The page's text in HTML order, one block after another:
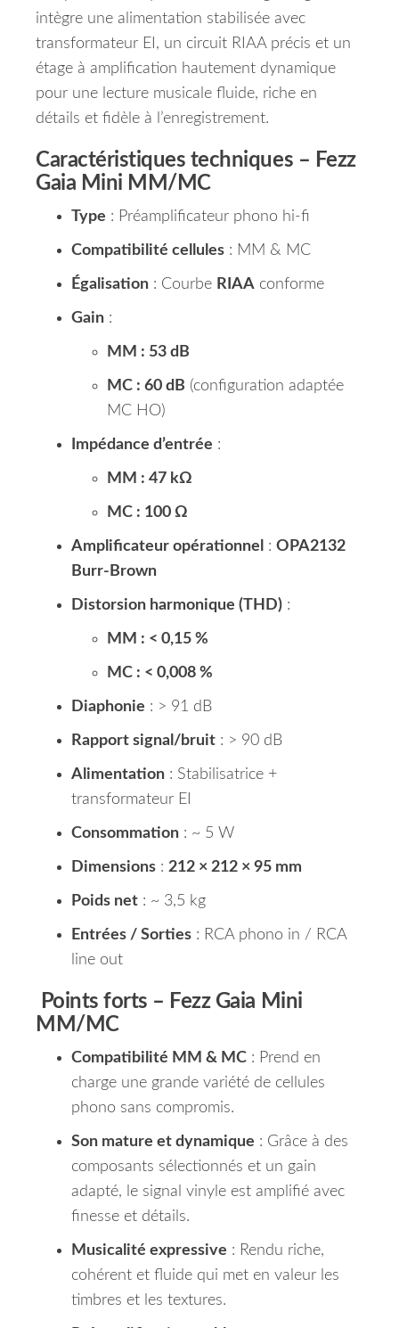
intègre une alimentation stabilisée avec
transformateur EI, un circuit RIAA précis et un
étage à amplification hautement dynamique
pour une lecture musicale fluide, riche en
détails et fidèle à l’enregistrement.
Caractéristiques techniques – Fezz
Gaia Mini MM/MC
Type : Préamplificateur phono hi-fi
Compatibilité cellules : MM & MC
Égalisation : Courbe RIAA conforme
Gain :
MM : 53 dB
MC : 60 dB (configuration adaptée
MC HO)
Impédance d’entrée :
MM : 47 kΩ
MC : 100 Ω
Amplificateur opérationnel : OPA2132
Burr-Brown
Distorsion harmonique (THD) :
MM : < 0,15 %
MC : < 0,008 %
Diaphonie : > 91 dB
Rapport signal/bruit : > 90 dB
Alimentation : Stabilisatrice +
transformateur EI
Consommation : ~ 5 W
Dimensions : 212 × 212 × 95 mm
Poids net : ~ 3,5 kg
Entrées / Sorties : RCA phono in / RCA
line out
Points forts – Fezz Gaia Mini
MM/MC
Compatibilité MM & MC : Prend en
charge une grande variété de cellules
phono sans compromis.
Son mature et dynamique : Grâce à des
composants sélectionnés et un gain
adapté, le signal vinyle est amplifié avec
finesse et détails.
Musicalité expressive : Rendu riche,
cohérent et fluide qui met en valeur les
timbres et les textures.